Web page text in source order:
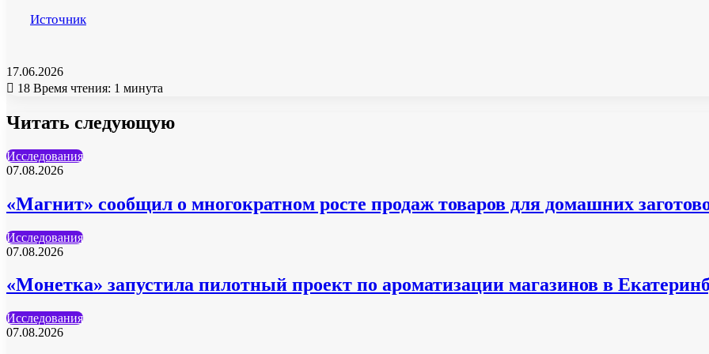
Источник
17.06.2026
18 Время чтения: 1 минута
Читать следующую
Исследования
07.08.2026
«Магнит» сообщил о многократном росте продаж товаров для домашних
Исследования
07.08.2026
«Монетка» запустила пилотный проект по ароматизации магазинов в
Исследования
07.08.2026